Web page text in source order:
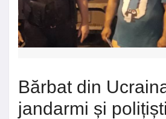
Bărbat din
jandarmi și